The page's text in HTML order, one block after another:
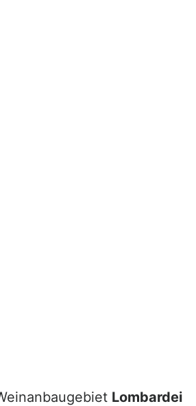
Lombardei